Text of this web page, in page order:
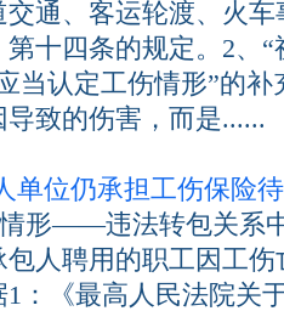
通、客运轮渡、火车
十四条的规定。2、“
当认定工伤情形”的
致的伤害，而是......
单位仍承担工伤保险
形——违法转包关系
人聘用的职工因工
：《最高人民法院关